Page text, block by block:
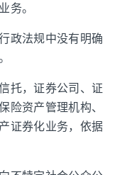
务。
政法规中没有明确
托，证券公司、证
险资产管理机构、
证券化业务，依据